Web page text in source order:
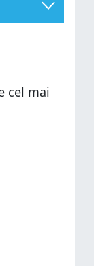
cel mai